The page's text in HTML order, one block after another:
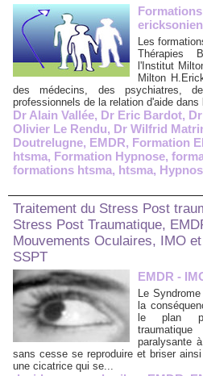
Les
Thérapies
l'Institut
Milton
des médecins, des psychiatres,
professionnels de la relation d'aide dans
Dr Alain Vallée, Dr Eric Bardot,
Olivier Le Rendu, Dr Wilfrid
Doutrelugne, EMDR, Formation
htsma, Formation Hypnose,
formations htsma, htsma,
Traitement du Stress Post
Stress Post Traumatique,
Mouvements Oculaires, IMO
SSPT
EMDR -
Le
la
le plan
paralysante
sans cesse se reproduire et briser
une cicatrice qui se...